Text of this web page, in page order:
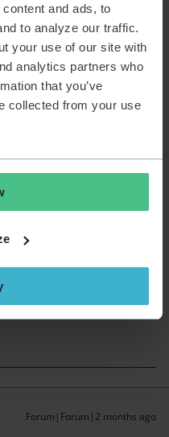
and ads, to
to analyze our traffic.
your use of our site with
analytics partners who
that you’ve
collected from your use
krijgt om het aantal
heeft gehad met een
en service
zoeken, want je kunt niet
was.
Forum|Forum|2 months ago